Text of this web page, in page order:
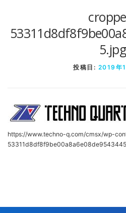
5.jpg
投稿日: 2019年
https://www.techno-q.com/cmsx/wp-